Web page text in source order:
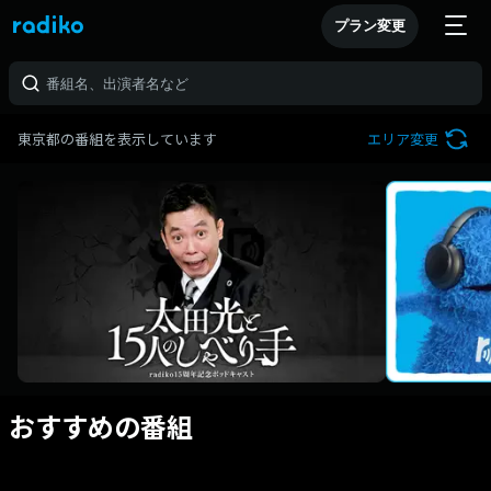
プラン変更
東京都の番組を表示しています エリア変更
おすすめの番組